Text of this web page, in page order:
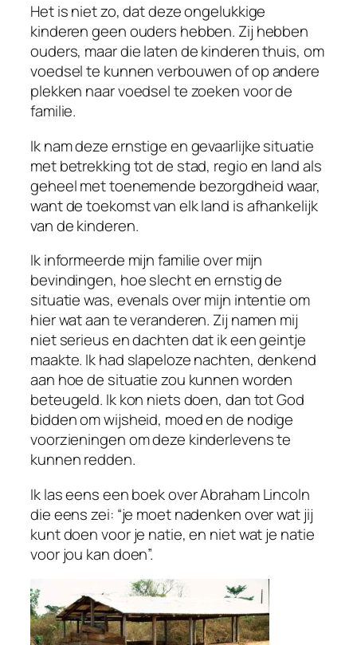
Het is niet zo, dat deze ongelukkige
kinderen geen ouders hebben. Zij hebben
ouders, maar die laten de kinderen thuis, om
voedsel te kunnen verbouwen of op andere
plekken naar voedsel te zoeken voor de
familie.
Ik nam deze ernstige en gevaarlijke situatie
met betrekking tot de stad, regio en land als
geheel met toenemende bezorgdheid waar,
want de toekomst van elk land is afhankelijk
van de kinderen.
Ik informeerde mijn familie over mijn
bevindingen, hoe slecht en ernstig de
situatie was, evenals over mijn intentie om
hier wat aan te veranderen. Zij namen mij
niet serieus en dachten dat ik een geintje
maakte. Ik had slapeloze nachten, denkend
aan hoe de situatie zou kunnen worden
beteugeld. Ik kon niets doen, dan tot God
bidden om wijsheid, moed en de nodige
voorzieningen om deze kinderlevens te
kunnen redden.
Ik las eens een boek over Abraham Lincoln
die eens zei: “je moet nadenken over wat jij
kunt doen voor je natie, en niet wat je natie
voor jou kan doen”.